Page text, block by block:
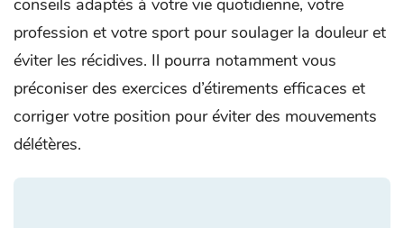
profession et votre sport pour soulager la douleur et
éviter les récidives. Il pourra notamment vous
préconiser des exercices d’étirements efficaces et
corriger votre position pour éviter des mouvements
délétères.